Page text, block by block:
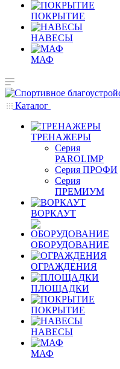
ПОКРЫТИЕ
НАВЕСЫ
МАФ
Каталог
ТРЕНАЖЕРЫ
Серия
PAROLIMP
Серия ПРОФИ
Серия
ПРЕМИУМ
ВОРКАУТ
ОБОРУДОВАНИЕ
ОГРАЖДЕНИЯ
ПЛОЩАДКИ
ПОКРЫТИЕ
НАВЕСЫ
МАФ